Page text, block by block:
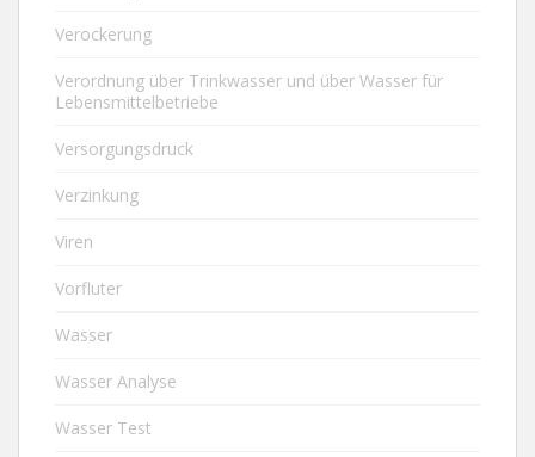
Verockerung
Verordnung über Trinkwasser und über Wasser für
Lebensmittelbetriebe
Versorgungsdruck
Verzinkung
Viren
Vorfluter
Wasser
Wasser Analyse
Wasser Test